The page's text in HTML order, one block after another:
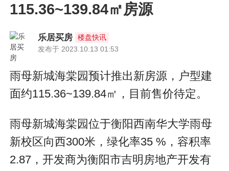
115.36~139.84㎡房源
乐居买房
楼盘快讯
发布于 2023.10.13 01:53
雨母新城海棠园预计推出新房源，户型建
面约115.36~139.84㎡，目前售价待定。
雨母新城海棠园位于衡阳西南华大学雨母
新校区向西300米，绿化率35 %，容积率
2.87，开发商为衡阳市吉明房地产开发有